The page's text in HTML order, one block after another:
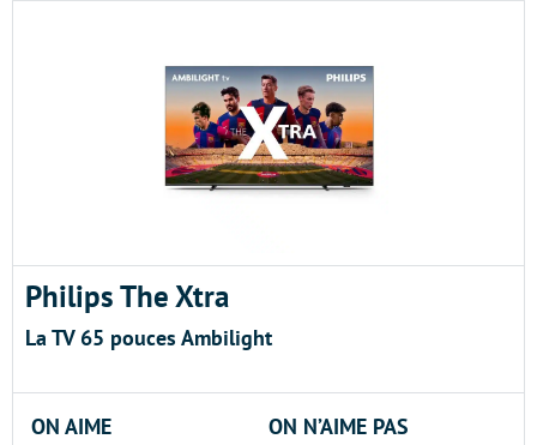
Philips The Xtra
La TV 65 pouces Ambilight
ON AIME ON N’AIME PAS